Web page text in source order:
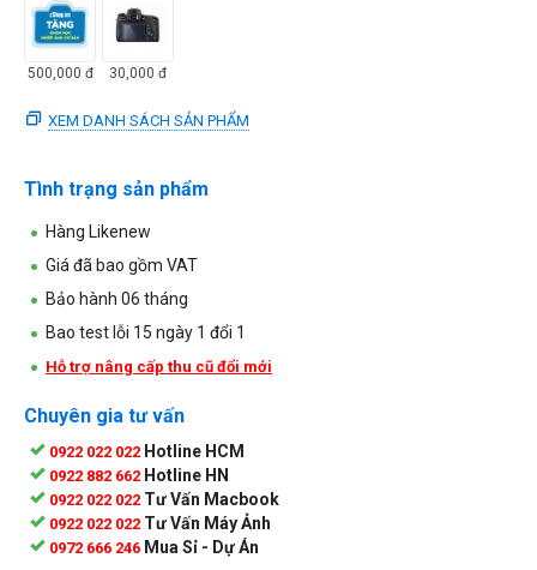
500,000 đ 30,000 đ
XEM DANH SÁCH SẢN PHẨM
Tình trạng sản phẩm
Hàng Likenew
Giá đã bao gồm VAT
Bảo hành 06 tháng
Bao test lỗi 15 ngày 1 đổi 1
Hỗ trợ nâng cấp thu cũ đổi mới
Chuyên gia tư vấn
0922 022 022 Hotline HCM
0922 882 662 Hotline HN
0922 022 022 Tư Vấn Macbook
0922 022 022 Tư Vấn Máy Ảnh
0972 666 246 Mua Sỉ - Dự Án